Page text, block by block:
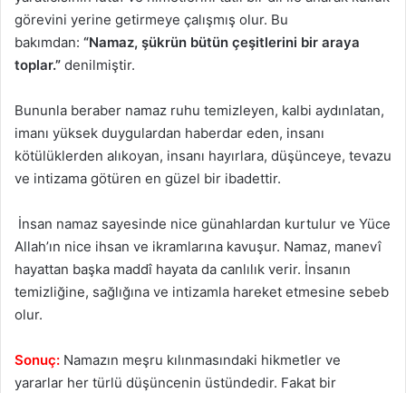
görevini yerine getirmeye çalışmış olur. Bu
bakımdan: “Namaz, şükrün bütün çeşitlerini bir araya
toplar.” denilmiştir.
Bununla beraber namaz ruhu temizleyen, kalbi aydınlatan,
imanı yüksek duygulardan haberdar eden, insanı
kötülüklerden alıkoyan, insanı hayırlara, düşünceye, tevazu
ve intizama götüren en güzel bir ibadettir.
İnsan namaz sayesinde nice günahlardan kurtulur ve Yüce
Allah’ın nice ihsan ve ikramlarına kavuşur. Namaz, manevî
hayattan başka maddî hayata da canlılık verir. İnsanın
temizliğine, sağlığına ve intizamla hareket etmesine sebeb
olur.
Sonuç: Namazın meşru kılınmasındaki hikmetler ve
yararlar her türlü düşüncenin üstündedir. Fakat bir